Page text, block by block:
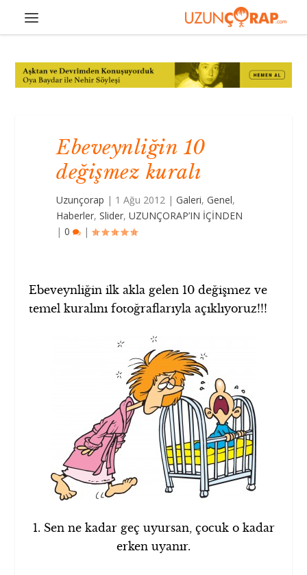
Ebeveynliğin 10
değişmez kuralı
Uzunçorap | 1 Ağu 2012 |Galeri,Genel,
Haberler,Slider,UZUNÇORAP’IN İÇİNDEN
|0 |
Ebeveynliğin ilk akla gelen 10 değişmez ve
temel kuralını fotoğraflarıyla açıklıyoruz!!!
1. Sen ne kadar geç uyursan, çocuk o kadar
erken uyanır.